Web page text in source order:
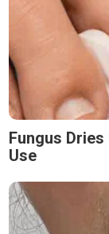
Fungus
Use